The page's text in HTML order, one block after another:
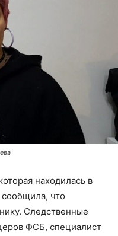
находилась в
что
Следственные
ФСБ, специалист